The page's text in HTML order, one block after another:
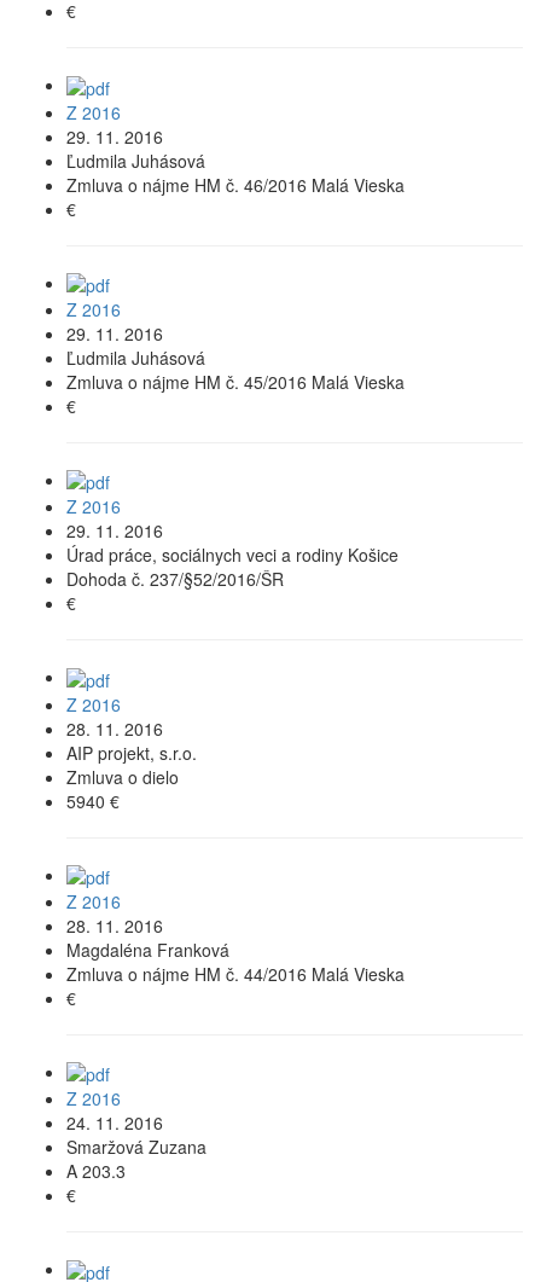
€
Z 2016
29. 11. 2016
Ľudmila Juhásová
Zmluva o nájme HM č. 46/2016 Malá Vieska
€
Z 2016
29. 11. 2016
Ľudmila Juhásová
Zmluva o nájme HM č. 45/2016 Malá Vieska
€
Z 2016
29. 11. 2016
Úrad práce, sociálnych veci a rodiny Košice
Dohoda č. 237/§52/2016/ŠR
€
Z 2016
28. 11. 2016
AIP projekt, s.r.o.
Zmluva o dielo
5940 €
Z 2016
28. 11. 2016
Magdaléna Franková
Zmluva o nájme HM č. 44/2016 Malá Vieska
€
Z 2016
24. 11. 2016
Smaržová Zuzana
A 203.3
€